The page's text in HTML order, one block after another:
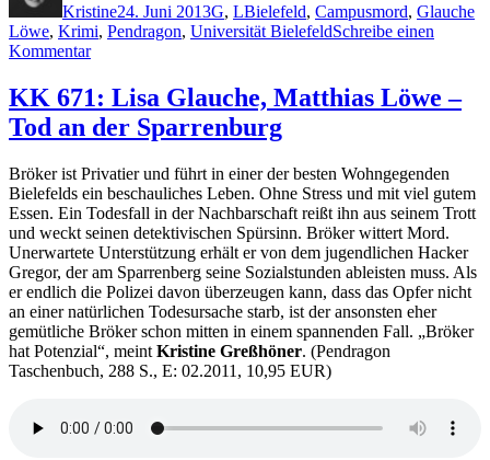
Kristine24. Juni 2013G, LBielefeld, Campusmord, Glauche
Löwe, Krimi, Pendragon, Universität BielefeldSchreibe einen
Kommentarzu
Lisa
Glauche,
Matthias
–
Campusmord
in
Bielefeld
KK 671: Lisa Glauche, Matthias Löwe –
Tod an der Sparrenburg
Bröker ist Privatier und führt in einer der besten Wohngegenden
Bielefelds ein beschauliches Leben. Ohne Stress und mit viel gutem
Essen. Ein Todesfall in der Nachbarschaft reißt ihn aus seinem Trott
und weckt seinen detektivischen Spürsinn. Bröker wittert Mord.
Unerwartete Unterstützung erhält er von dem jugendlichen Hacker
Gregor, der am Sparrenberg seine Sozialstunden ableisten muss. Als
er endlich die Polizei davon überzeugen kann, dass das Opfer nicht
an einer natürlichen Todesursache starb, ist der ansonsten eher
gemütliche Bröker schon mitten in einem spannenden Fall. „Bröker
hat Potenzial“, meint Kristine Greßhöner. (Pendragon
Taschenbuch, 288 S., E: 02.2011, 10,95 EUR)